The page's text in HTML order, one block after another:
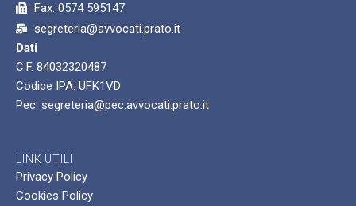
Fax: 0574 595147
segreteria@avvocati.prato.it
Dati
C.F. 84032320487
Codice IPA: UFK1VD
Pec: segreteria@pec.avvocati.prato.it
LINK UTILI
Privacy Policy
Cookies Policy